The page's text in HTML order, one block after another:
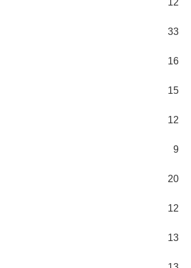
33
16
15
12
9
20
12
13